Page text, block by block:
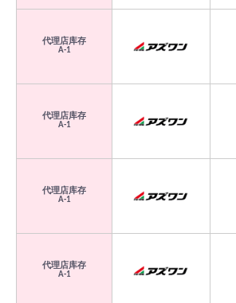
代理店库存
A-1
代理店库存
A-1
代理店库存
A-1
代理店库存
A-1